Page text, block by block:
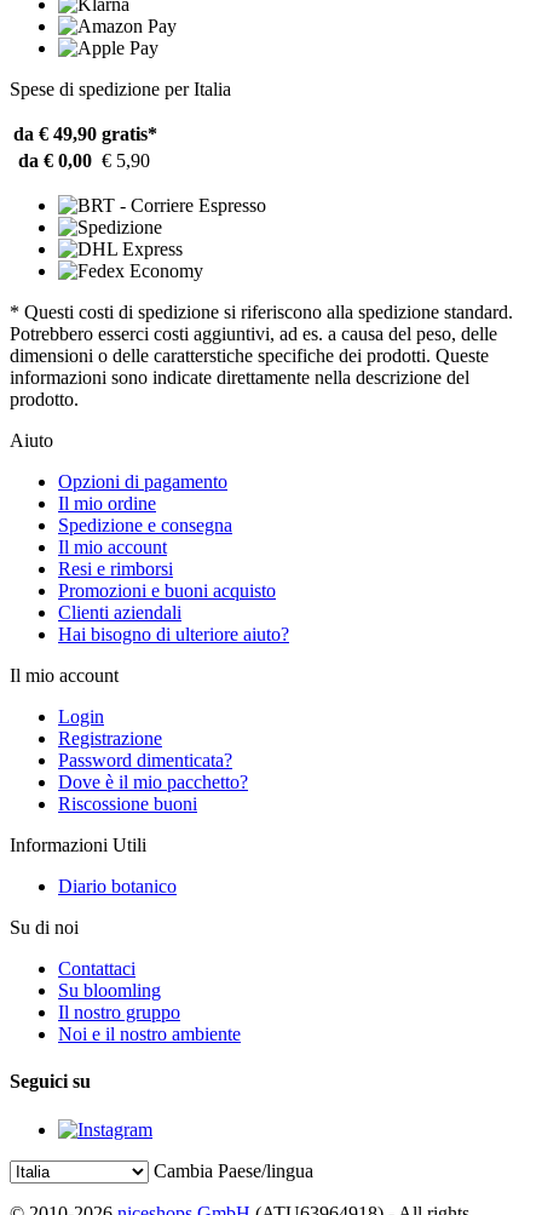
Spese di spedizione per Italia
da € 49,90 gratis*
da € 0,00 € 5,90
* Questi costi di spedizione si riferiscono alla spedizione standard.
Potrebbero esserci costi aggiuntivi, ad es. a causa del peso, delle
dimensioni o delle caratterstiche specifiche dei prodotti. Queste
informazioni sono indicate direttamente nella descrizione del
prodotto.
Aiuto
Opzioni di pagamento
Il mio ordine
Spedizione e consegna
Il mio account
Resi e rimborsi
Promozioni e buoni acquisto
Clienti aziendali
Hai bisogno di ulteriore aiuto?
Il mio account
Login
Registrazione
Password dimenticata?
Dove è il mio pacchetto?
Riscossione buoni
Informazioni Utili
Diario botanico
Su di noi
Contattaci
Su bloomling
Il nostro gruppo
Noi e il nostro ambiente
Seguici su
Cambia Paese/lingua